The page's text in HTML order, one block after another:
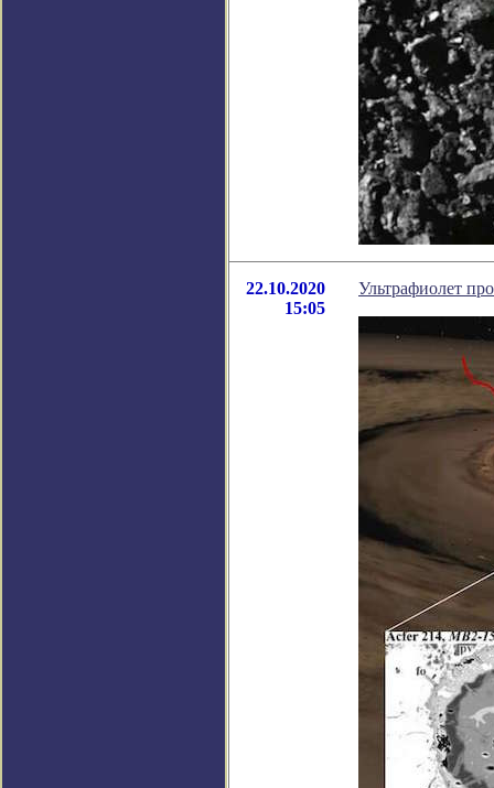
22.10.2020
15:05
Ультрафиолет